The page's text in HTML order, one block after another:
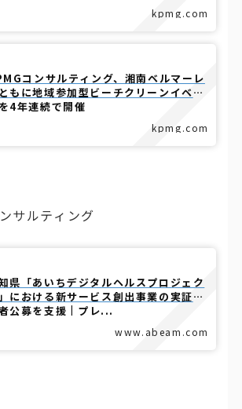
kpmg.com
kpmg.com
コンサルティング、湘南ベルマーレ
もに地域参加型ビーチクリーンイベン
4年連続で開催
サルティング
www.abeam.com
県「あいちデジタルヘルスプロジェク
における新サービス創出事業の実証事
公募を支援 | プレ...